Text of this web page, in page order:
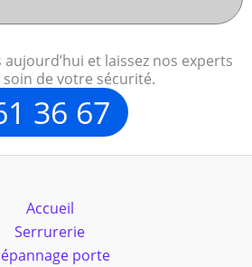
et laissez nos experts
de votre sécurité.
36 67
Accueil
Serrurerie
porte